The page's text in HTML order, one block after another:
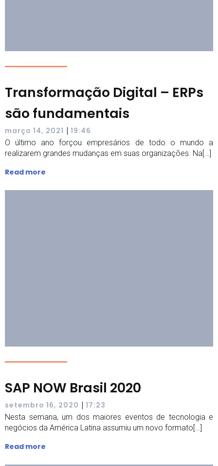
Transformação Digital – ERPs
são fundamentais
março 14, 2021 | 19:46
O último ano forçou empresários de todo o mundo a
realizarem grandes mudanças em suas organizações. Na[…]
Read more
SAP NOW Brasil 2020
setembro 16, 2020 | 17:23
Nesta semana, um dos maiores eventos de tecnologia e
negócios da América Latina assumiu um novo formato[…]
Read more